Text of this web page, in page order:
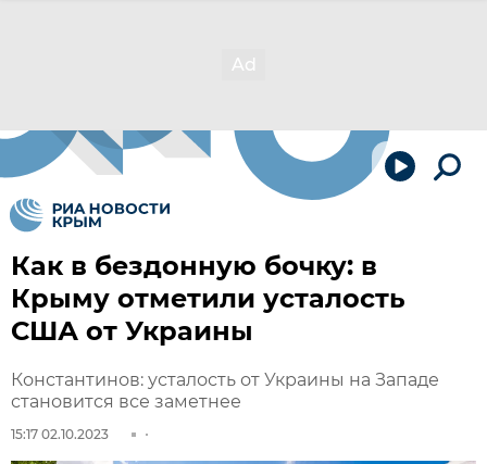
Как в бездонную бочку: в
Крыму отметили усталость
США от Украины
Константинов: усталость от Украины на Западе
становится все заметнее
15:17 02.10.2023